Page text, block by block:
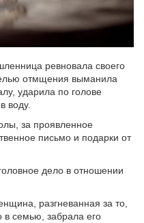
ревновала своего
отмщения выманила
ударила по голове
воду.
за проявленное
письмо и подарки от
дело в отношении
разгневанная за то,
в семью, забрала его